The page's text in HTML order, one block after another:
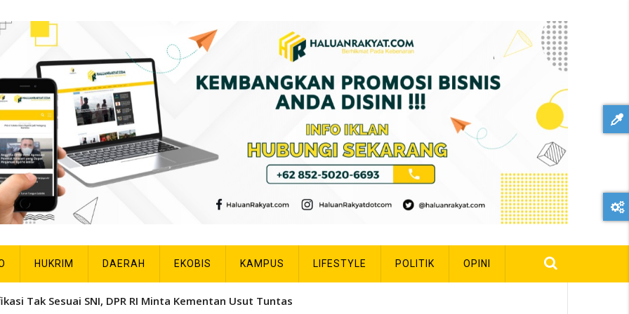
HUKRIM DAERAH EKOBIS KAMPUS LIFESTYLE POLITIK OPINI
Tak Sesuai SNI, DPR RI Minta Kementan Usut Tuntas